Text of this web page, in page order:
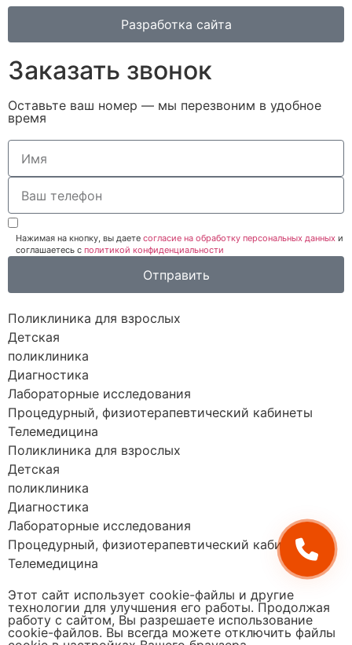
Разработка сайта
Заказать звонок
Оставьте ваш номер — мы перезвоним в удобное
время
Нажимая на кнопку, вы даете согласие на обработку персональных данных и
соглашаетесь c политикой конфиденциальности
Отправить
Поликлиника для взрослых
Детская
поликлиника
Диагностика
Лабораторные исследования
Процедурный, физиотерапевтический кабинеты
Телемедицина
Поликлиника для взрослых
Детская
поликлиника
Диагностика
Лабораторные исследования
Процедурный, физиотерапевтический кабинеты
Телемедицина
Этот сайт использует cookie-файлы и другие
технологии для улучшения его работы. Продолжая
работу с сайтом, Вы разрешаете использование
cookie-файлов. Вы всегда можете отключить файлы